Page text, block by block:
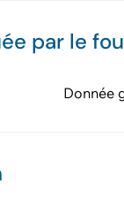
par le
Donnée